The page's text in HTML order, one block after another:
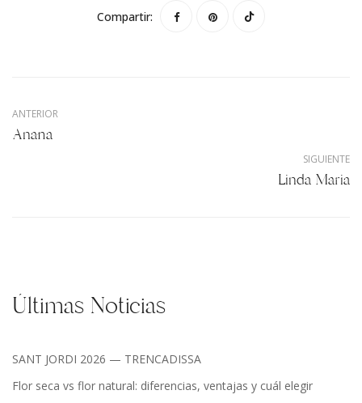
Últimas Noticias
SANT JORDI 2026 — TRENCADISSA
Flor seca vs flor natural: diferencias, ventajas y cuál elegir
Compartir:
ANTERIOR
Anana
SIGUIENTE
Linda Maria